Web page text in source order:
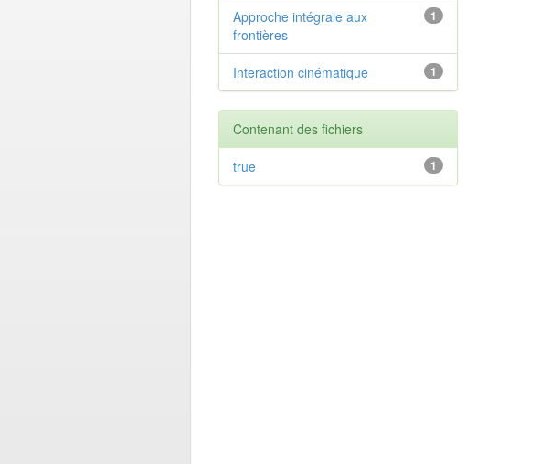
1
Approche intégrale aux
frontières
1
Interaction cinématique
Contenant des fichiers
1
true